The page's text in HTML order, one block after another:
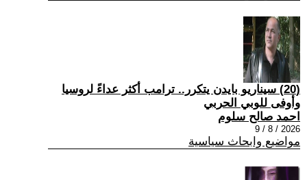
(20) سيناريو بايدن يتكرر.. ترامب أكثر عداءً لروسيا
وأوفى للوبي الحربي
احمد صالح سلوم
2026 / 8 / 9
مواضيع وابحاث سياسية